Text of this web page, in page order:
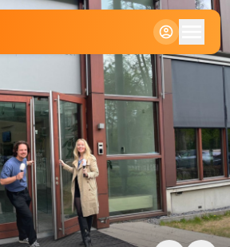
Klein
Standaard
Groot